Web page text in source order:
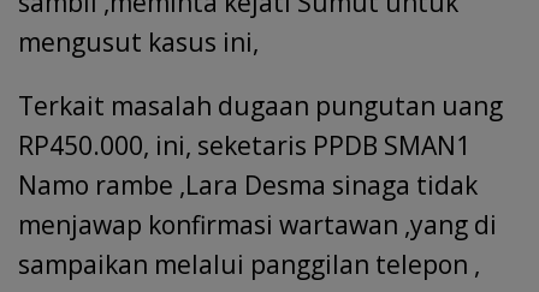
mengusut kasus ini,
Terkait masalah dugaan pungutan uang
RP450.000, ini, seketaris PPDB SMAN1
Namo rambe ,Lara Desma sinaga tidak
menjawap konfirmasi wartawan ,yang di
sampaikan melalui panggilan telepon ,